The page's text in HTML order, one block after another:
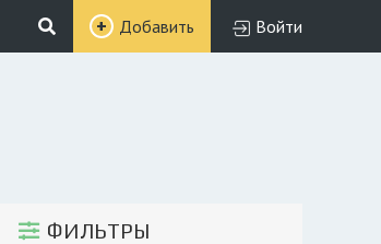
Добавить Войти
ФИЛЬТРЫ